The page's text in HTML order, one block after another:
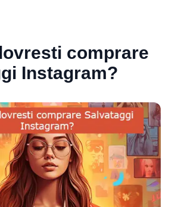
comprare
Instagram?